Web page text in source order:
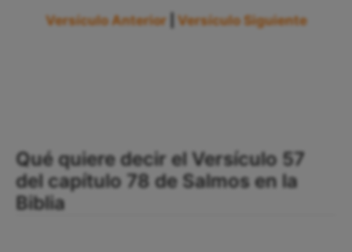
Versículo Anterior Versículo Siguiente
Qué quiere decir el Versículo 57
del capítulo 78 de Salmos en la
Biblia